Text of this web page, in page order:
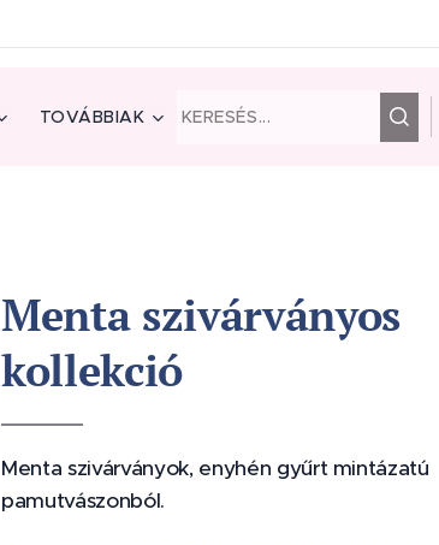
TOVÁBBIAK
Menta szivárványos
kollekció
Menta szivárványok, enyhén gyűrt mintázatú
pamutvászonból.